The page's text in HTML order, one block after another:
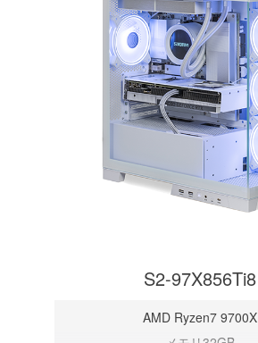
S2-97X856Ti8
AMD Ryzen7 9700X